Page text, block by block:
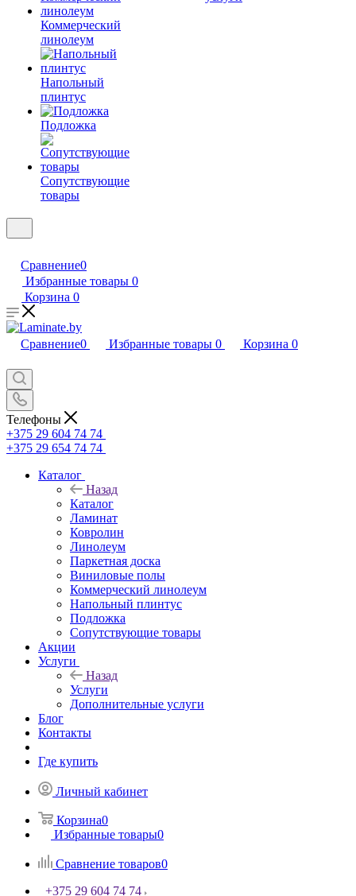
Коммерческий
линолеум
Напольный
плинтус
Подложка
Сопутствующие
товары
Сравнение0
Избранные товары 0
Корзина 0
Сравнение0 Избранные товары 0 Корзина 0
Телефоны
+375 29 604 74 74
+375 29 654 74 74
Каталог
Назад
Каталог
Ламинат
Ковролин
Линолеум
Паркетная доска
Виниловые полы
Коммерческий линолеум
Напольный плинтус
Подложка
Сопутствующие товары
Акции
Услуги
Назад
Услуги
Дополнительные услуги
Блог
Контакты
Где купить
Личный кабинет
Корзина0
Избранные товары0
Сравнение товаров0
+375 29 604 74 74